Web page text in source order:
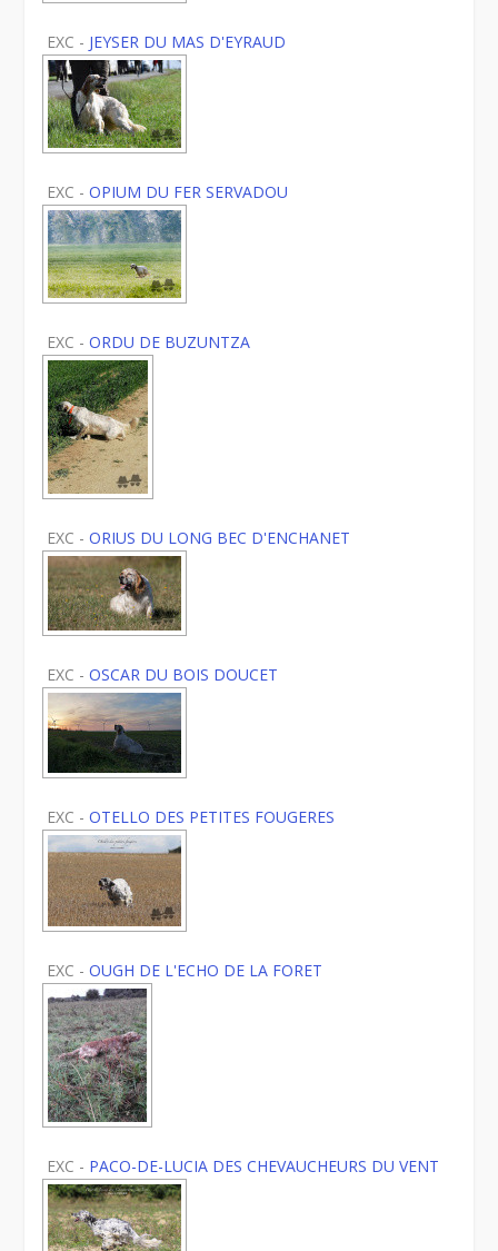
EXC - JEYSER DU MAS D'EYRAUD
EXC -OPIUM DU FER SERVADOU
EXC -ORDU DE BUZUNTZA
EXC -ORIUS DU LONG BEC D'ENCHANET
EXC -OSCAR DU BOIS DOUCET
EXC -OTELLO DES PETITES FOUGERES
EXC -OUGH DE L'ECHO DE LA FORET
EXC - PACO-DE-LUCIA DES CHEVAUCHEURS DU VENT